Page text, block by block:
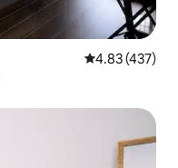
औसत रेटिंग 5 में से
4.83 (437)